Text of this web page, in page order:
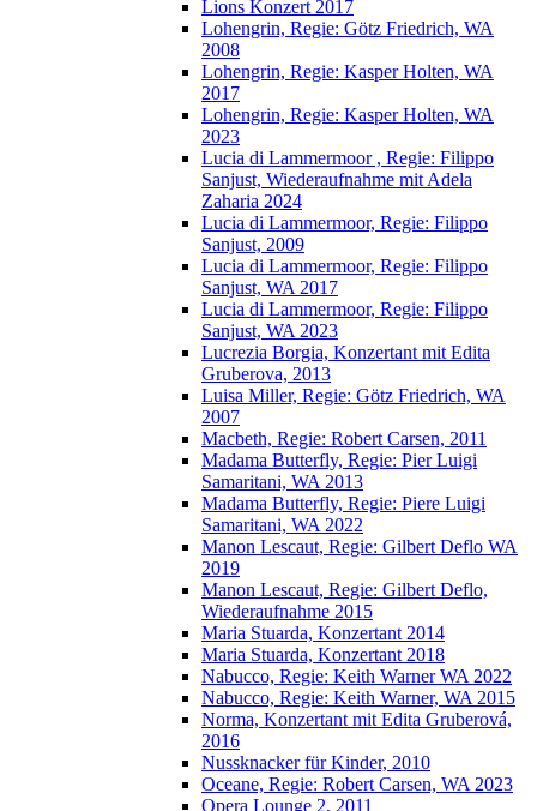
Lions Konzert 2017
Lohengrin, Regie: Götz Friedrich, WA
2008
Lohengrin, Regie: Kasper Holten, WA
2017
Lohengrin, Regie: Kasper Holten, WA
2023
Lucia di Lammermoor , Regie: Filippo
Sanjust, Wiederaufnahme mit Adela
Zaharia 2024
Lucia di Lammermoor, Regie: Filippo
Sanjust, 2009
Lucia di Lammermoor, Regie: Filippo
Sanjust, WA 2017
Lucia di Lammermoor, Regie: Filippo
Sanjust, WA 2023
Lucrezia Borgia, Konzertant mit Edita
Gruberova, 2013
Luisa Miller, Regie: Götz Friedrich, WA
2007
Macbeth, Regie: Robert Carsen, 2011
Madama Butterfly, Regie: Pier Luigi
Samaritani, WA 2013
Madama Butterfly, Regie: Piere Luigi
Samaritani, WA 2022
Manon Lescaut, Regie: Gilbert Deflo WA
2019
Manon Lescaut, Regie: Gilbert Deflo,
Wiederaufnahme 2015
Maria Stuarda, Konzertant 2014
Maria Stuarda, Konzertant 2018
Nabucco, Regie: Keith Warner WA 2022
Nabucco, Regie: Keith Warner, WA 2015
Norma, Konzertant mit Edita Gruberová,
2016
Nussknacker für Kinder, 2010
Oceane, Regie: Robert Carsen, WA 2023
Opera Lounge 2, 2011